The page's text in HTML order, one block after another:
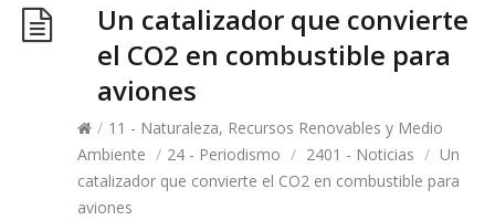
Un catalizador que convierte
el CO2 en combustible para
aviones
/ 11 - Naturaleza, Recursos Renovables y Medio
Ambiente / 24 - Periodismo / 2401 - Noticias / Un
catalizador que convierte el CO2 en combustible para
aviones